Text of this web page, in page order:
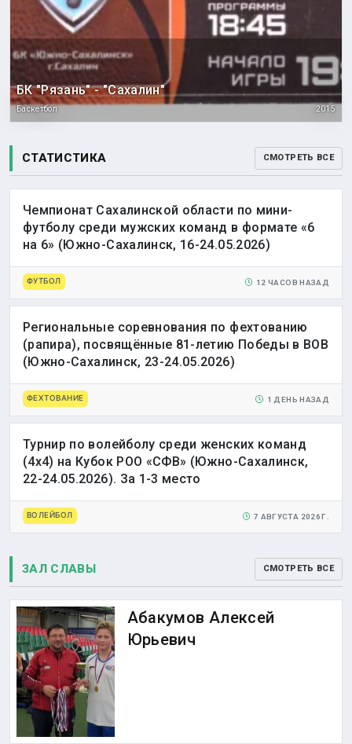
БК "Рязань" - "Сахалин"
Баскетбол 2015
СТАТИСТИКА СМОТРЕТЬ ВСЕ
Чемпионат Сахалинской области по мини-
футболу среди мужских команд в формате «6
на 6» (Южно-Сахалинск, 16-24.05.2026)
ФУТБОЛ 12 ЧАСОВ НАЗАД
Региональные соревнования по фехтованию
(рапира), посвящённые 81-летию Победы в ВОВ
(Южно-Сахалинск, 23-24.05.2026)
ФЕХТОВАНИЕ 1 ДЕНЬ НАЗАД
Турнир по волейболу среди женских команд
(4х4) на Кубок РОО «СФВ» (Южно-Сахалинск,
22-24.05.2026). За 1-3 место
ВОЛЕЙБОЛ 7 АВГУСТА 2026 Г.
ЗАЛ СЛАВЫ СМОТРЕТЬ ВСЕ
Абакумов Алексей
Юрьевич